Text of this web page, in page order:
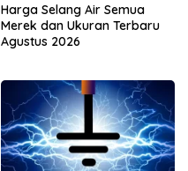
Harga Selang Air Semua
Merek dan Ukuran Terbaru
Agustus 2026